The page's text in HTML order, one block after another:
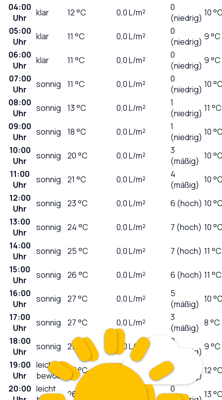
04:00
Uhr
klar 12°C 0,0L/m²
0
(niedrig) 10
05:00
Uhr
klar 11 °C 0,0L/m²
0
(niedrig) 9 °C
06:00
Uhr
klar 11 °C 0,0L/m²
0
(niedrig) 9 °C
07:00
Uhr
sonnig 11 °C 0,0L/m²
0
(niedrig) 10
08:00
Uhr
sonnig 13°C 0,0L/m²
1
(niedrig) 11 °C
09:00
Uhr
sonnig 18°C 0,0L/m²
1
(niedrig) 10
10:00
Uhr
sonnig 20°C 0,0L/m²
3
(mäßig) 10
11:00
Uhr
sonnig 21 °C 0,0L/m²
4
(mäßig) 10
12:00
Uhr
sonnig 23°C 0,0L/m² 6 (hoch) 10
13:00
Uhr
sonnig 24°C 0,0L/m² 7 (hoch) 10
14:00
Uhr
sonnig 25°C 0,0L/m² 7 (hoch) 11 °C
15:00
Uhr
sonnig 26°C 0,0L/m² 6 (hoch) 11 °C
16:00
Uhr
sonnig 27°C 0,0L/m²
5
(mäßig) 10
17:00
Uhr
sonnig 27°C 0,0L/m²
3
(mäßig) 8 °C
18:00
Uhr
sonnig 27 °C 0,0L/m²
2
(niedrig) 9 °C
19:00
Uhr
leicht
bewölkt 27°C 0,0L/m²
1
(niedrig)12
20:00 leicht
26
0
13